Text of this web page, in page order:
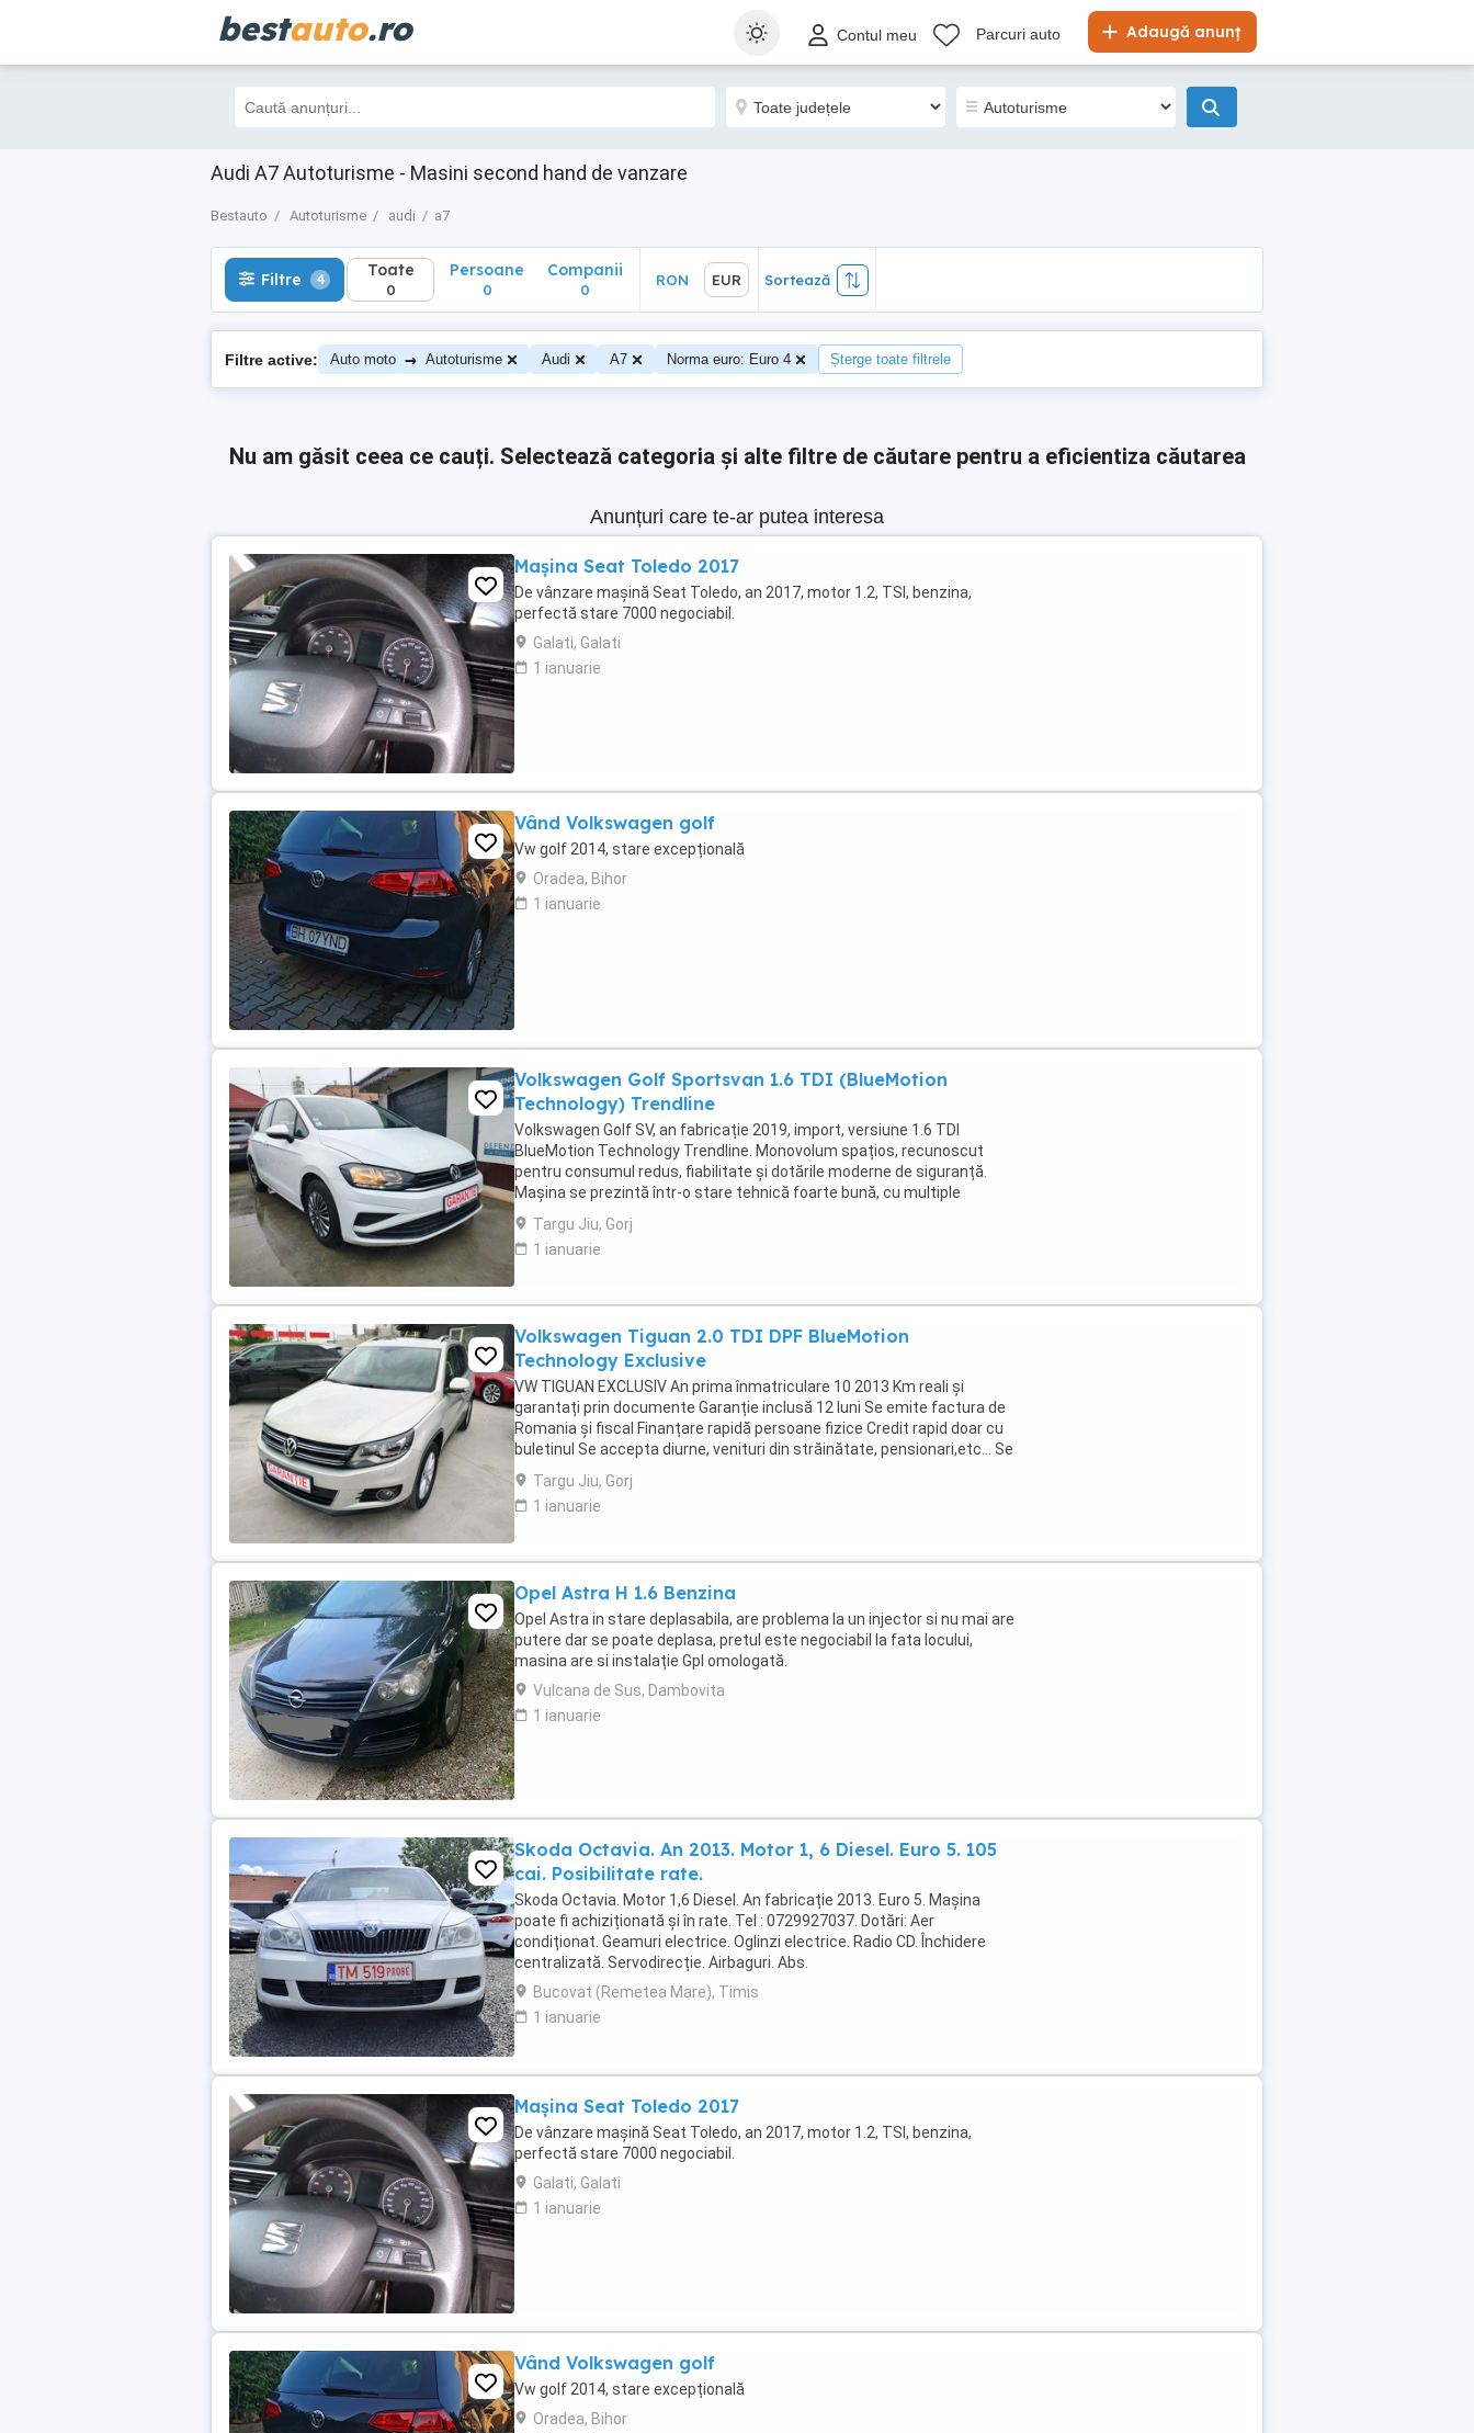
bestauto.ro Adaugă anunț
Contul meu Parcuri auto
Audi A7 Autoturisme - Masini second hand de vanzare
Bestauto Autoturisme audi a7
Filtre 4 Toate
0
Sortează
Filtre 4 Toate
0
Persoane
0
Companii
0
RON EUR Sortează
Filtre active: Auto moto → Autoturisme Audi A7 Norma euro: Euro 4 Șterge toate filtrele
Nu am găsit ceea ce cauți. Selectează categoria și alte filtre de căutare pentru a eficientiza căutarea
Anunțuri care te-ar putea interesa
Mașina Seat Toledo 2017
De vânzare mașină Seat Toledo, an 2017, motor 1.2, TSI, benzina,
perfectă stare 7000 negociabil.
Galati, Galati
1 ianuarie
Vând Volkswagen golf
Vw golf 2014, stare excepțională
Oradea, Bihor
1 ianuarie
Volkswagen Golf Sportsvan 1.6 TDI (BlueMotion
Technology) Trendline
Volkswagen Golf SV, an fabricație 2019, import, versiune 1.6 TDI
BlueMotion Technology Trendline. Monovolum spațios, recunoscut
pentru consumul redus, fiabilitate și dotările moderne de siguranță.
Mașina se prezintă într-o stare tehnică foarte bună, cu multiple
echipamente pentru confort și siguranță ...
Targu Jiu, Gorj
1 ianuarie
Volkswagen Tiguan 2.0 TDI DPF BlueMotion
Technology Exclusive
VW TIGUAN EXCLUSIV An prima înmatriculare 10 2013 Km reali și
garantați prin documente Garanție inclusă 12 luni Se emite factura de
Romania și fiscal Finanțare rapidă persoane fizice Credit rapid doar cu
buletinul Se accepta diurne, venituri din străinătate, pensionari,etc... Se
accepta verificare ...
Targu Jiu, Gorj
1 ianuarie
Opel Astra H 1.6 Benzina
Opel Astra in stare deplasabila, are problema la un injector si nu mai are
putere dar se poate deplasa, pretul este negociabil la fata locului,
masina are si instalație Gpl omologată.
Vulcana de Sus, Dambovita
1 ianuarie
Skoda Octavia. An 2013. Motor 1, 6 Diesel. Euro 5. 105
cai. Posibilitate rate.
Skoda Octavia. Motor 1,6 Diesel. An fabricație 2013. Euro 5. Mașina
poate fi achiziționată și în rate. Tel : 0729927037. Dotări: Aer
condiționat. Geamuri electrice. Oglinzi electrice. Radio CD. Închidere
centralizată. Servodirecție. Airbaguri. Abs.
Bucovat (Remetea Mare), Timis
1 ianuarie
Mașina Seat Toledo 2017
De vânzare mașină Seat Toledo, an 2017, motor 1.2, TSI, benzina,
perfectă stare 7000 negociabil.
Galati, Galati
1 ianuarie
Vând Volkswagen golf
Vw golf 2014, stare excepțională
Oradea, Bihor